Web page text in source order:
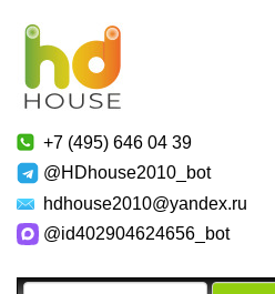
+7 (495) 646 04 39
@HDhouse2010_bot
hdhouse2010@yandex.ru
@id402904624656_bot